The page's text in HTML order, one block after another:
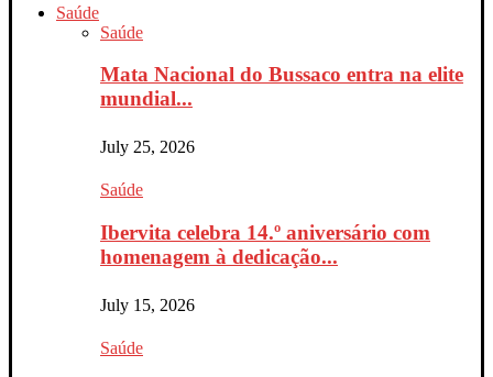
Saúde
Saúde
Mata Nacional do Bussaco entra na elite
mundial...
July 25, 2026
Saúde
Ibervita celebra 14.º aniversário com
homenagem à dedicação...
July 15, 2026
Saúde